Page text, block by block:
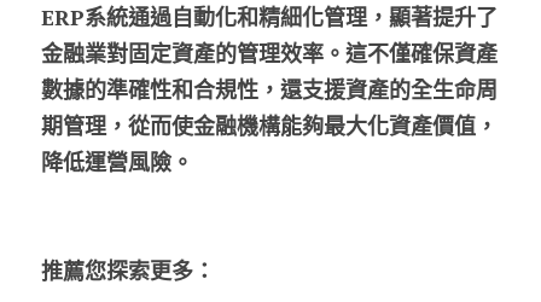
ERP系統通過自動化和精細化管理，顯著提升了
金融業對固定資產的管理效率。這不僅確保資產
數據的準確性和合規性，還支援資產的全生命周
期管理，從而使金融機構能夠最大化資產價值，
降低運營風險。
推薦您探索更多：